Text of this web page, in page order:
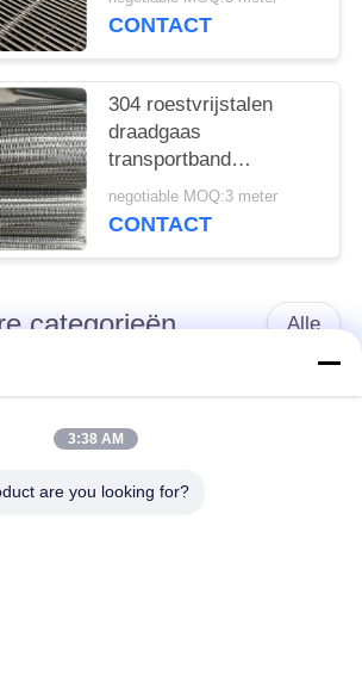
transportband
CONTACT
304 roestvrijstalen
draadgaas
transportband
spiraalvormige
draadgaasgordel
negotiable MOQ:3 meter
CONTACT
categorieën Alle
netwerkriem
3:38 AM
are you looking for?